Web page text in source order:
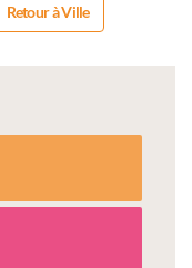
Retour à Ville